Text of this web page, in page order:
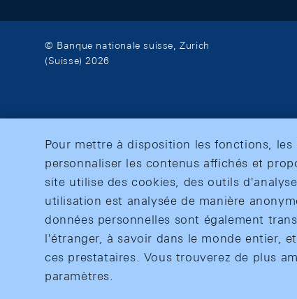
© Banque nationale suisse, Zurich
(Suisse) 2026
Pour mettre à disposition les fonctions,
personnaliser les contenus affichés et
site utilise des cookies, des outils
utilisation est analysée de manière
données personnelles sont également
l'étranger, à savoir dans le monde entier,
ces prestataires. Vous trouverez de plus
paramètres.